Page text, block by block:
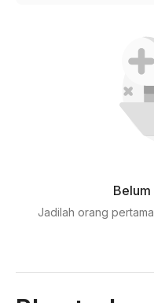
Jadilah orang